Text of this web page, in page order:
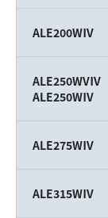
ALE200WⅣ
ALE250WVⅣ
ALE250WⅣ
ALE275WⅣ
ALE315WⅣ